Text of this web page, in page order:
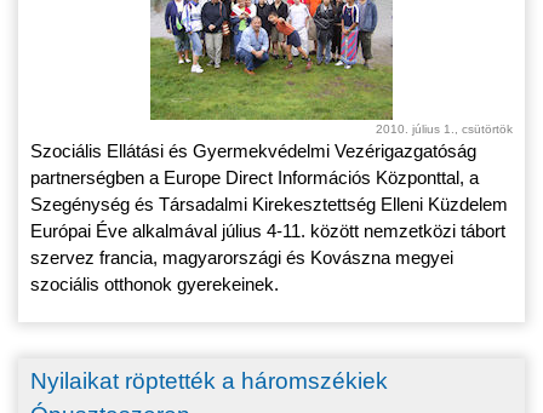
2010. július 1., csütörtök
Szociális Ellátási és Gyermekvédelmi Vezérigazgatóság
partnerségben a Europe Direct Információs Központtal, a
Szegénység és Társadalmi Kirekesztettség Elleni Küzdelem
Európai Éve alkalmával július 4-11. között nemzetközi tábort
szervez francia, magyarországi és Kovászna megyei
szociális otthonok gyerekeinek.
Nyilaikat röptették a háromszékiek